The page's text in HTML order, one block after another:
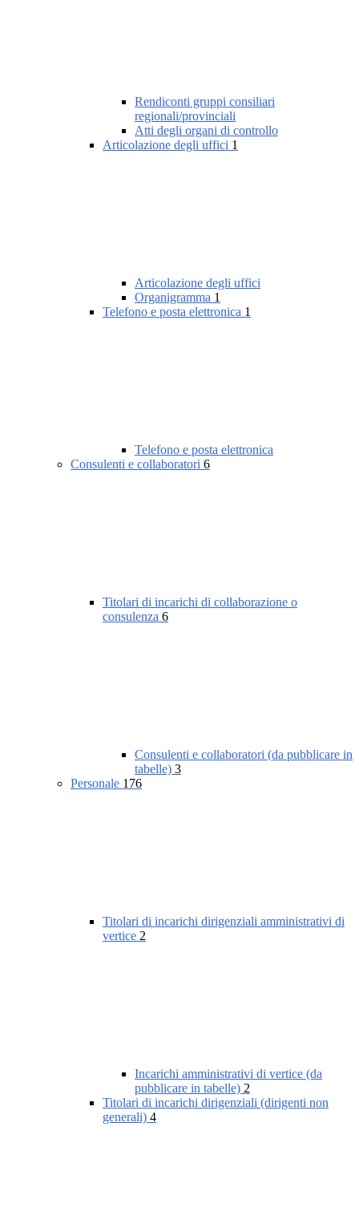
Rendiconti gruppi consiliari
regionali/provinciali
Atti degli organi di controllo
Articolazione degli uffici 1
Articolazione degli uffici
Organigramma 1
Telefono e posta elettronica 1
Telefono e posta elettronica
Consulenti e collaboratori 6
Titolari di incarichi di collaborazione o
consulenza 6
Consulenti e collaboratori (da pubblicare in
tabelle) 3
Personale 176
Titolari di incarichi dirigenziali amministrativi di
vertice 2
Incarichi amministrativi di vertice (da
pubblicare in tabelle) 2
Titolari di incarichi dirigenziali (dirigenti non
generali) 4